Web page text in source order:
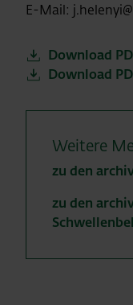
E-Mail:
Download
Download
Weitere
zu den
zu den